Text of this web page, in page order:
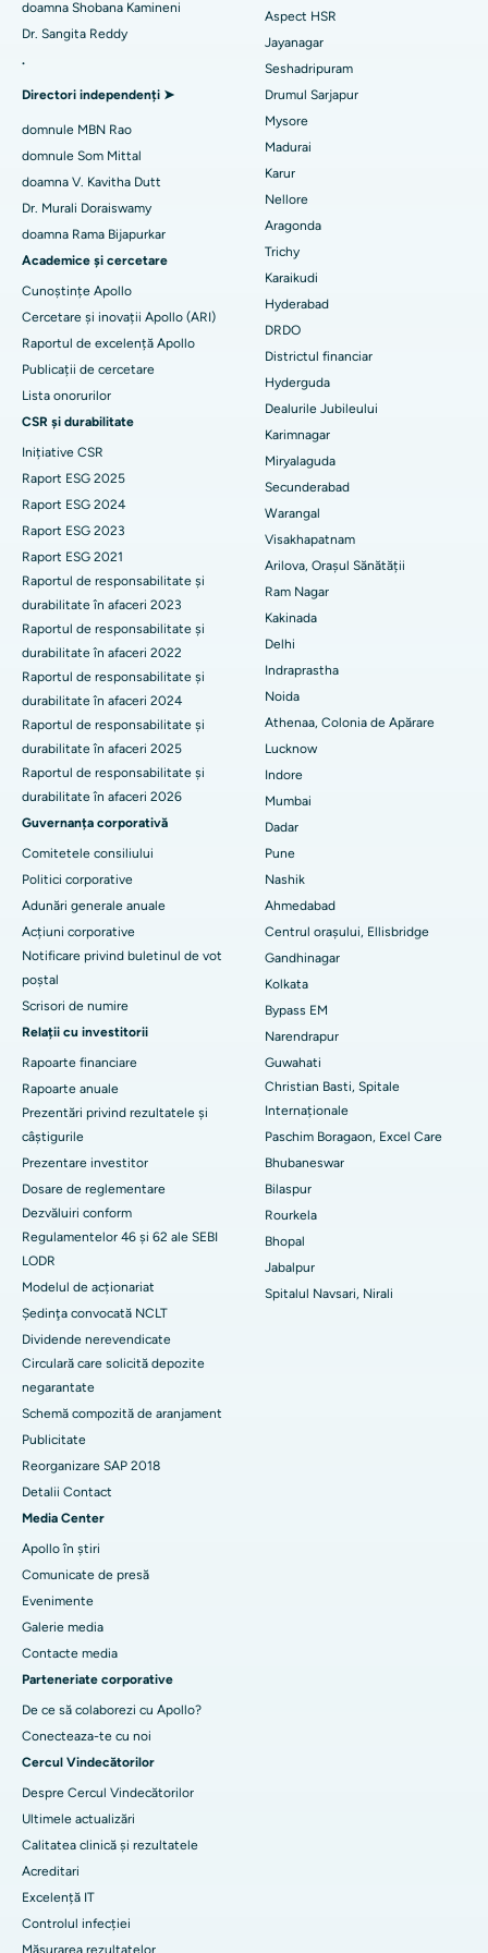
Găsiți un medic generalist
Găsește un psiholog
Găsiți un chirurg generalist
Cel mai bun spital din Gandhinagar, Ahmedabad
Cel mai bun spital din Aragonda, Andhra Pradesh
Cel mai bun spital din Bannerghatta Road, Bangalore
Cel mai bun spital din Unitatea 15, Bhubaneswar
Cel mai bun spital din Seepat Road, Bilaspur
Cel mai bun spital din Ellisbridge, Ahmedabad
Cel mai bun spital din DRDO, Hyderabad
Cel mai bun spital din GS Road, Guwahati
Cel mai bun spital din Hyderguda, Hyderabad
Cel mai bun spital din Vijay Nagar, Indore
Cel mai bun spital din Suryaraopeta Main Road, Kakinada
Cel mai bun spital din Canal Circular Road, Kolkata
Cel mai bun spital din CBD-ul Belapur, Navi Mumbai
Cel mai bun spital din Panchavati, Nashik
Cel mai bun spital din Secunderabad, Hyderabad
Cel mai bun spital din Seshadripuram, Bangalore
Cel mai bun spital din Waltair Main Road, Visakhapatnam
Cel mai bun spital din Subhash Nagar Road, Karimnagar
Cel mai bun spital din Managari, Karaikudi
Cel mai bun spital din Arepally, Warangal
Cel mai bun spital din colonia Arera, Bhopal
Cel mai bun spital din Jayanagar, Bangalore
Cel mai bun spital din KK Nagar, Madurai
Cel mai bun spital din Ramji Nagar, Nellore
Cel mai bun spital din sectorul 19, Rourkela
Cel mai bun spital de cancer pentru femei din sudul Delhi
Înlocuirea umerilor înapoi
Embolizarea arterelor uterine
Breast Cancer Surgery
brahiterapie
colonoscopia
polipectomie
Stimularea creierului profund
Dializa peritoneală
Biopsia rinichilor
Chirurgie citoreductivă
Înlocuire totală de genunchi din ceramică
ERCP
doamna Shobana Kamineni
Dr. Sangita Reddy
.
Directori independenți ➤
domnule MBN Rao
domnule Som Mittal
doamna V. Kavitha Dutt
Dr. Murali Doraiswamy
doamna Rama Bijapurkar
Academice și cercetare
Cunoștințe Apollo
Cercetare și inovații Apollo (ARI)
Raportul de excelență Apollo
Publicații de cercetare
Lista onorurilor
CSR și durabilitate
Inițiative CSR
Raport ESG 2025
Raport ESG 2024
Raport ESG 2023
Raport ESG 2021
Raportul de responsabilitate și
durabilitate în afaceri 2023
Raportul de responsabilitate și
durabilitate în afaceri 2022
Raportul de responsabilitate și
durabilitate în afaceri 2024
Raportul de responsabilitate și
durabilitate în afaceri 2025
Raportul de responsabilitate și
durabilitate în afaceri 2026
Guvernanța corporativă
Comitetele consiliului
Politici corporative
Adunări generale anuale
Acțiuni corporative
Notificare privind buletinul de vot
poștal
Scrisori de numire
Relații cu investitorii
Rapoarte financiare
Rapoarte anuale
Prezentări privind rezultatele și
câștigurile
Prezentare investitor
Dosare de reglementare
Dezvăluiri conform
Regulamentelor 46 și 62 ale SEBI
LODR
Modelul de acționariat
Şedinţa convocată NCLT
Dividende nerevendicate
Circulară care solicită depozite
negarantate
Schemă compozită de aranjament
Publicitate
Reorganizare SAP 2018
Detalii Contact
Media Center
Apollo în știri
Comunicate de presă
Evenimente
Galerie media
Contacte media
Parteneriate corporative
De ce să colaborezi cu Apollo?
Conecteaza-te cu noi
Cercul Vindecătorilor
Despre Cercul Vindecătorilor
Ultimele actualizări
Calitatea clinică și rezultatele
Acreditari
Excelență IT
Controlul infecției
Măsurarea rezultatelor
Aspect HSR
Jayanagar
Seshadripuram
Drumul Sarjapur
Mysore
Madurai
Karur
Nellore
Aragonda
Trichy
Karaikudi
Hyderabad
DRDO
Districtul financiar
Hyderguda
Dealurile Jubileului
Karimnagar
Miryalaguda
Secunderabad
Warangal
Visakhapatnam
Arilova, Orașul Sănătății
Ram Nagar
Kakinada
Delhi
Indraprastha
Noida
Athenaa, Colonia de Apărare
Lucknow
Indore
Mumbai
Dadar
Pune
Nashik
Ahmedabad
Centrul orașului, Ellisbridge
Gandhinagar
Kolkata
Bypass EM
Narendrapur
Guwahati
Christian Basti, Spitale
Internaționale
Paschim Boragaon, Excel Care
Bhubaneswar
Bilaspur
Rourkela
Bhopal
Jabalpur
Spitalul Navsari, Nirali